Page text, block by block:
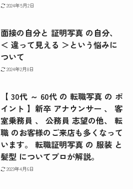
2024年5月2日
面接の自分と 証明写真 の自分、
＜ 違って見える ＞という悩みに
ついて
2024年2月8日
【 30代 ～ 60代 の 転職写真 の ポ
イント 】新卒 アナウンサー 、 客
室乗務員 、 公務員 志望の他、 転
職 のお客様のご来店も多くなって
います。 転職証明写真 の 服装 と
髪型 についてプロが解説。
2023年4月6日